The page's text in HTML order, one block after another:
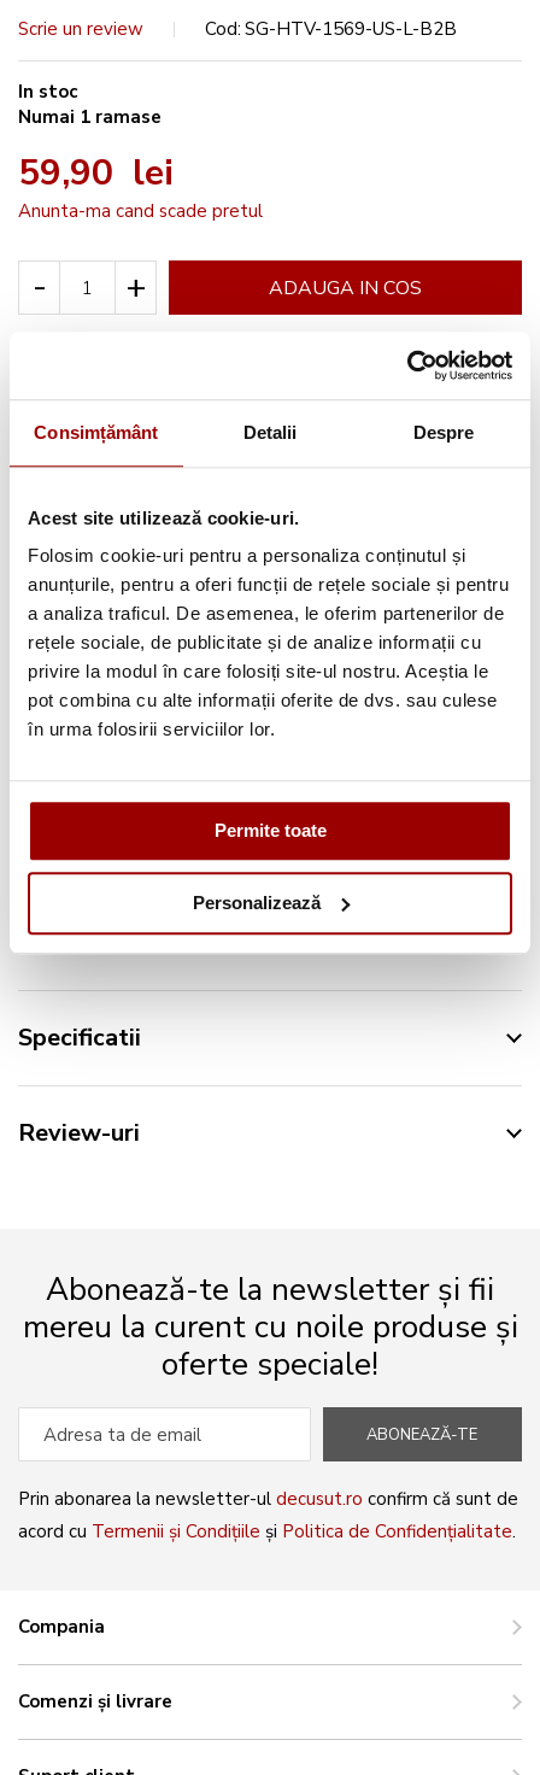
Consimțământ Detalii Despre
Acest site utilizează cookie-uri.
Folosim cookie-uri pentru a personaliza conținutul și
anunțurile, pentru a oferi funcții de rețele sociale și pentru
a analiza traficul. De asemenea, le oferim partenerilor de
rețele sociale, de publicitate și de analize informații cu
privire la modul în care folosiți site-ul nostru. Aceștia le
pot combina cu alte informații oferite de dvs. sau culese
în urma folosirii serviciilor lor.
Permite toate
Personalizează
Scrie un review Cod SG-HTV-1569-US-L-B2B
In stoc
Numai 1 ramase
59,90 lei
Anunta-ma cand scade pretul
- + ADAUGA IN COS
Avantajele tale:
Consultantaprofesionala
Deschidere coletla livrare
Pana la12 ratefara dobanda
Retur in 14 zile
Descriere
Specificatii
Review-uri
Abonează-te la newsletter și fii
mereu la curent cu noile produse și
oferte speciale!
ABONEAZĂ-TE
Prin abonarea la newsletter-ul decusut.ro confirm că sunt de
acord cu Termenii și Condițiile și Politica de Confidențialitate.
Compania
Comenzi și livrare